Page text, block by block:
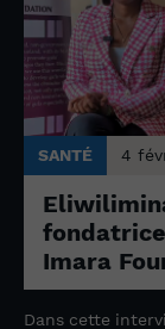
SANTÉ 4
fondatrice
Imara
Dans cette